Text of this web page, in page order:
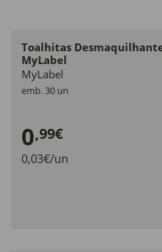
Toalhitas
MyLabel
MyLabel
emb. 30 un
0,99€
0,03€/un